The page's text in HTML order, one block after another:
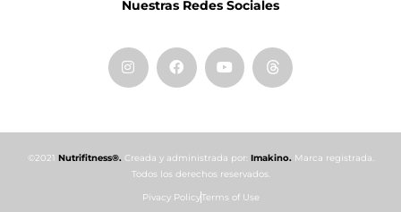
Nuestras Redes Sociales
©2021 Nutrifitness®.Creada y administrada por: Imakino.Marca registrada.
Todos los derechos reservados.
Pivacy PolicyTerms of Use